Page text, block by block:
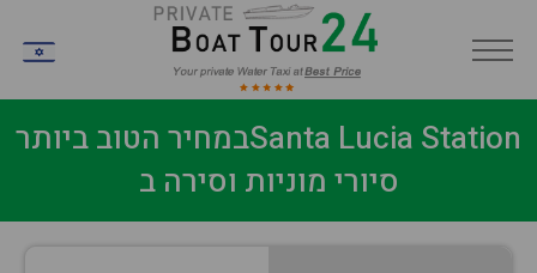
במחיר הטוב ביותרSanta Lucia Station
סיורי מוניות וסירה ב